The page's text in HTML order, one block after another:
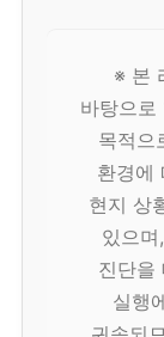
※ 본
바탕으로
목적으
환경에
현지 상
있으며
진단을
실행